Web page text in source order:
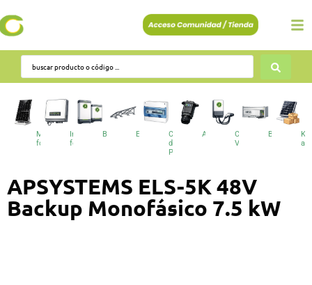
Módulos
fotovoltaicos
Inversores
fotovoltaicos
Baterías EstructurasCuadros
de
Protecciones
AccesoriosCargadores
VE
BESS
APSYSTEMS ELS-5K 48V
Backup Monofásico 7.5 kW